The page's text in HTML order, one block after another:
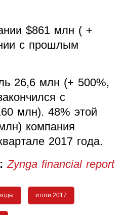
$861 млн ( +
с прошлым
26,6 млн (+ 500%,
с
млн). 48% этой
компания
2017 года.
Zynga financial report
итоги 2017